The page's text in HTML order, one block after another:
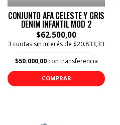
CONJUNTO AFA CELESTE Y GRIS
DENIM INFANTIL MOD 2
$62.500,00
3 cuotas sin interés de $20.833,33
$50.000,00con transferencia
COMPRAR